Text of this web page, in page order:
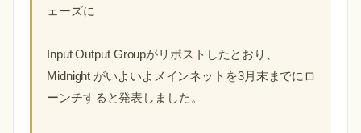
ェーズに
Input Output Groupがリポストしたとおり、
Midnight がいよいよメインネットを3月末までにロ
ーンチすると発表しました。